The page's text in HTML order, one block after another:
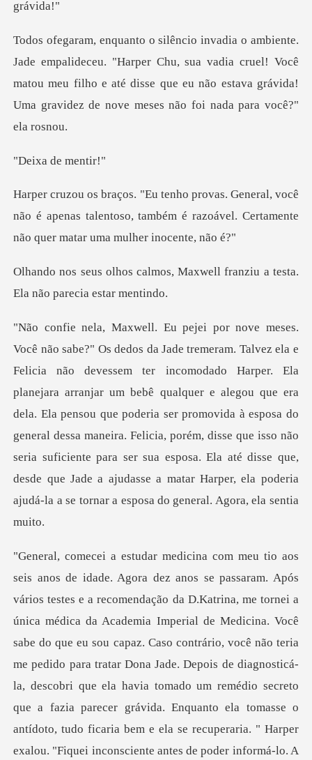
Harper Chu, sua vadia cruel! Você
matou meu filho e até disse que eu não es
de me
você
não é apenas talentoso, também é razoável. Ce
, Maxwell franziu a testa.
El
arranjar um bebê qualquer e alegou que era
dela. Ela pensou que poderia ser promovida à esposa do
general dessa maneira. Felicia, porém, disse que isso não
seria sufi
na. Você
sabe do que eu sou capaz. Caso contrário, você não teria
me pedido para tratar Dona Jade. Depois de diagnosticá-
la, descobri que ela havia tomado um remédio secreto
que a fazia parecer grávida. Enq